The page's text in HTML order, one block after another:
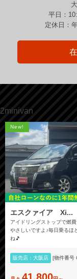
平日：
定休日：
2minivan
New!
エスクァイア Xi...
アイドリングストップで燃
やさしいですよ♪毎日乗るほ
ね🎵
販売店：大阪店 [物件番号